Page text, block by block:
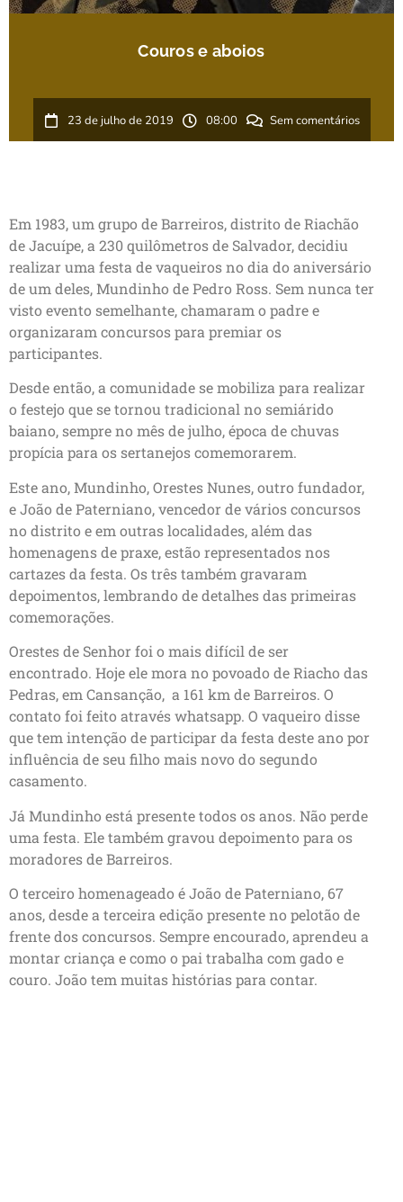
Couros e aboios
23 de julho de 2019 08:00 Sem comentários
Em 1983, um grupo de Barreiros, distrito de Riachão
de Jacuípe, a 230 quilômetros de Salvador, decidiu
realizar uma festa de vaqueiros no dia do aniversário
de um deles, Mundinho de Pedro Ross. Sem nunca ter
visto evento semelhante, chamaram o padre e
organizaram concursos para premiar os
participantes.
Desde então, a comunidade se mobiliza para realizar
o festejo que se tornou tradicional no semiárido
baiano, sempre no mês de julho, época de chuvas
propícia para os sertanejos comemorarem.
Este ano, Mundinho, Orestes Nunes, outro fundador,
e João de Paterniano, vencedor de vários concursos
no distrito e em outras localidades, além das
homenagens de praxe, estão representados nos
cartazes da festa. Os três também gravaram
depoimentos, lembrando de detalhes das primeiras
comemorações.
Orestes de Senhor foi o mais difícil de ser
encontrado. Hoje ele mora no povoado de Riacho das
Pedras, em Cansanção, a 161 km de Barreiros. O
contato foi feito através whatsapp. O vaqueiro disse
que tem intenção de participar da festa deste ano por
influência de seu filho mais novo do segundo
casamento.
Já Mundinho está presente todos os anos. Não perde
uma festa. Ele também gravou depoimento para os
moradores de Barreiros.
O terceiro homenageado é João de Paterniano, 67
anos, desde a terceira edição presente no pelotão de
frente dos concursos. Sempre encourado, aprendeu a
montar criança e como o pai trabalha com gado e
couro. João tem muitas histórias para contar.